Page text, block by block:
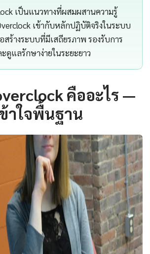
เป็นแนวทางที่ผสมผสานความรู้
เข้ากับหลักปฏิบัติจริงในระบบ
สร้างระบบที่มีเสถียรภาพ รองรับการ
ดูแลรักษาง่ายในระยะยาว
คืออะไร —
าใจพื้นฐาน